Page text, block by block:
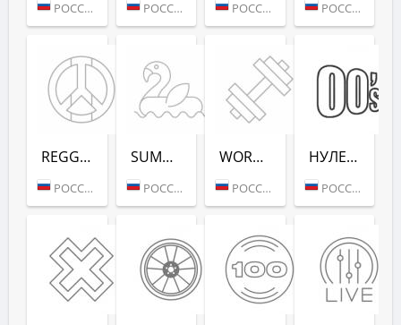
РОССИЯ (МОСКВА) РОССИЯ (МОСКВА) РОССИЯ (МОСКВА) РОССИЯ (МОСКВА)
REGGAE - РАДИО РЕКОРД
РОССИЯ (МОСКВА)
SUMMER LOUNGE - РАДИО РЕКОРД
РОССИЯ (МОСКВА)
WORKOUT - РАДИО РЕКОРД
РОССИЯ (МОСКВА)
НУЛЕВЫХ (РАДИО РЕКОРД)
РОССИЯ (САНКТ-ПЕТЕРБУРГ)